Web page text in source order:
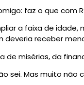
faz o que com
a faixa de
deveria receber
de misérias, da
sei. Mas muito não